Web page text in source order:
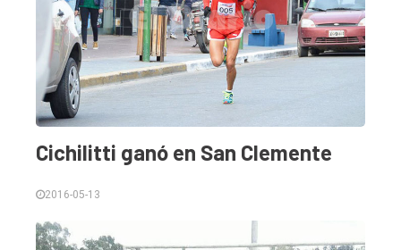
Cichilitti ganó en San Clemente
2016-05-13